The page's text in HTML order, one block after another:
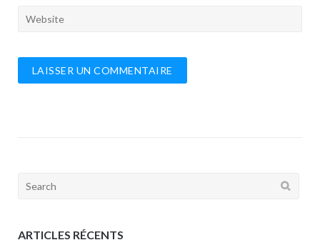
Search
ARTICLES RÉCENTS